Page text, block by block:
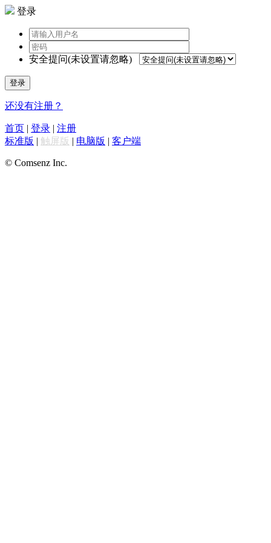
登录
安全提问(未设置请忽略)
登录
还没有注册？
首页 | 登录 | 注册
标准版 | 触屏版 | 电脑版 | 客户端
© Comsenz Inc.